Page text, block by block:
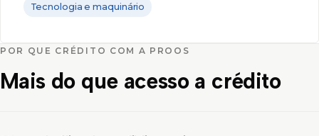
Tecnologia e maquinário
POR QUE CRÉDITO COM A PROOS
Mais do que acesso a crédito